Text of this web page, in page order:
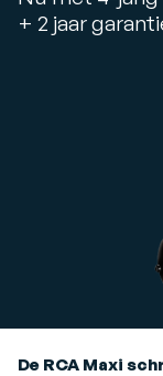
+ 2 jaar
De RCA Maxi